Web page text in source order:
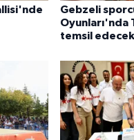
Gebzeli
Oyunları'nda
temsil edecek